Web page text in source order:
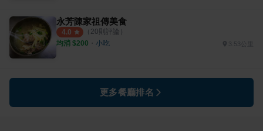
永芳陳家祖傳美食
4.0 （ 20則評論）
均消 $200 ・ 小吃 3.53公里
更多餐廳排名